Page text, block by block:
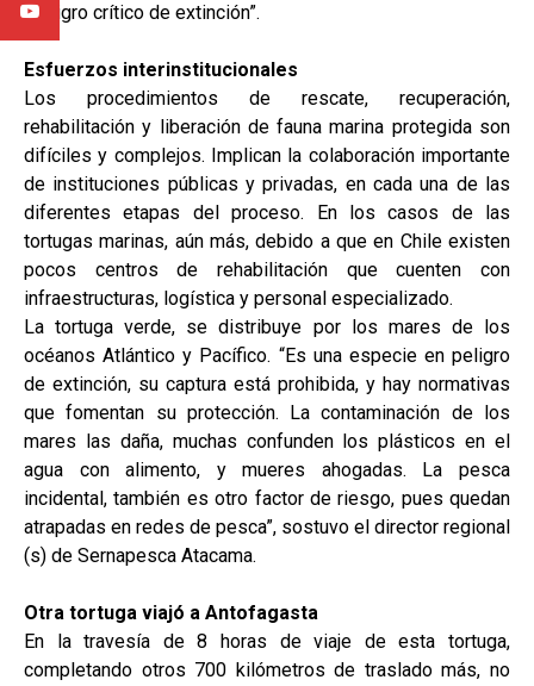
“peligro crítico de extinción”.
Esfuerzos interinstitucionales
Los procedimientos de rescate, recuperación,
rehabilitación y liberación de fauna marina protegida son
difíciles y complejos. Implican la colaboración importante
de instituciones públicas y privadas, en cada una de las
diferentes etapas del proceso. En los casos de las
tortugas marinas, aún más, debido a que en Chile existen
pocos centros de rehabilitación que cuenten con
infraestructuras, logística y personal especializado.
La tortuga verde, se distribuye por los mares de los
océanos Atlántico y Pacífico. “Es una especie en peligro
de extinción, su captura está prohibida, y hay normativas
que fomentan su protección. La contaminación de los
mares las daña, muchas confunden los plásticos en el
agua con alimento, y mueres ahogadas. La pesca
incidental, también es otro factor de riesgo, pues quedan
atrapadas en redes de pesca”, sostuvo el director regional
(s) de Sernapesca Atacama.
Otra tortuga viajó a Antofagasta
En la travesía de 8 horas de viaje de esta tortuga,
completando otros 700 kilómetros de traslado más, no